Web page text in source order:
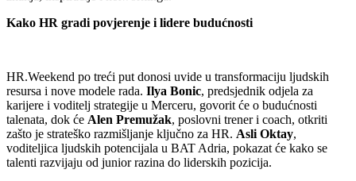
Kako HR gradi povjerenje i lidere budućnosti
HR.Weekend po treći put donosi uvide u transformaciju ljudskih
resursa i nove modele rada. Ilya Bonic, predsjednik odjela za
karijere i voditelj strategije u Merceru, govorit će o budućnosti
talenata, dok će Alen Premužak, poslovni trener i coach, otkriti
zašto je strateško razmišljanje ključno za HR. Asli Oktay,
voditeljica ljudskih potencijala u BAT Adria, pokazat će kako se
talenti razvijaju od junior razina do liderskih pozicija.